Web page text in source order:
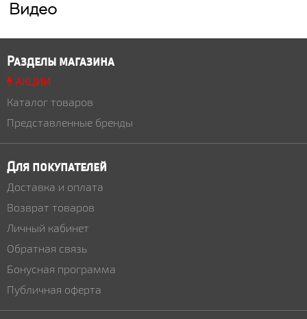
Видео
Разделы магазина
АКЦИИ
Каталог товаров
Представленные бренды
Для покупателей
Доставка и оплата
Возврат товаров
Личный кабинет
Обратная связь
Бонусная программа
Публичная оферта